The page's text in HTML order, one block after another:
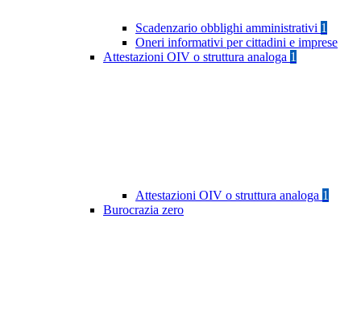
Scadenzario obblighi amministrativi 1
Oneri informativi per cittadini e imprese
Attestazioni OIV o struttura analoga 1
Attestazioni OIV o struttura analoga 1
Burocrazia zero